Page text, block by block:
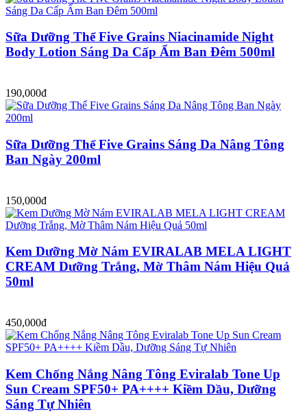
Sữa Dưỡng Thể Five Grains Niacinamide Night
Body Lotion Sáng Da Cấp Ẩm Ban Đêm 500ml
190,000đ
Sữa Dưỡng Thể Five Grains Sáng Da Nâng Tông
Ban Ngày 200ml
150,000đ
Kem Dưỡng Mờ Nám EVIRALAB MELA LIGHT
CREAM Dưỡng Trắng, Mờ Thâm Nám Hiệu Quả
50ml
450,000đ
Kem Chống Nắng Nâng Tông Eviralab Tone Up
Sun Cream SPF50+ PA++++ Kiềm Dầu, Dưỡng
Sáng Tự Nhiên